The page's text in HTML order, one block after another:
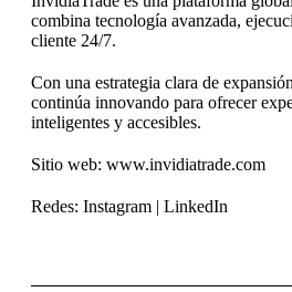
combina tecnología avanzada,
cliente 24/7.
Con una estrategia clara de
continúa innovando para ofrecer
inteligentes y accesibles.
Sitio web: www.invidiatrade.com
Redes: Instagram | LinkedIn